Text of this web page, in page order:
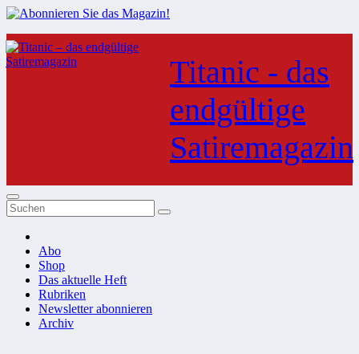
Zum
Inhalt
springen
Titanic - das
endgültige
Satiremagazin
Abo
Shop
Das aktuelle Heft
Rubriken
Newsletter abonnieren
Archiv